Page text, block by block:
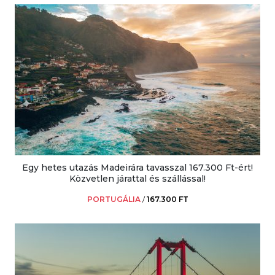
Egy hetes utazás Madeirára tavasszal 167.300 Ft-ért!
Közvetlen járattal és szállással!
PORTUGÁLIA /167.300 FT